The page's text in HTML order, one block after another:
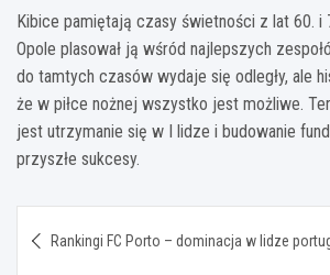
Kibice pamiętają czasy świetności z lat 60. i
Opole plasował ją wśród najlepszych
do tamtych czasów wydaje się odległy, ale
że w piłce nożnej wszystko jest możliwe.
jest utrzymanie się w I lidze i budowanie
przyszłe sukcesy.
wpisu
Rankingi FC Porto – dominacja w lidze